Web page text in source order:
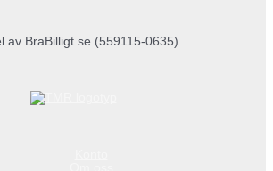
av BraBilligt.se (559115-0635)